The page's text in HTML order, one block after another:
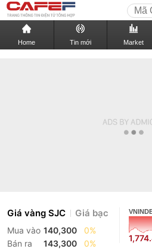
Home Tin mới Market
Giá vàng SJC Giá bạc
Mua vào 140,300
0%
Bán ra
143,300 0%